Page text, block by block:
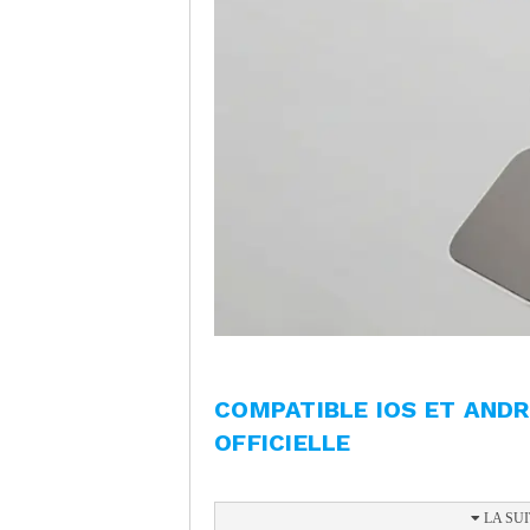
COMPATIBLE IOS ET
OFFICIELLE